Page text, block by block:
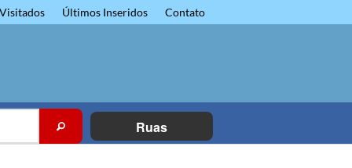
Últimos Inseridos Contato
Ruas